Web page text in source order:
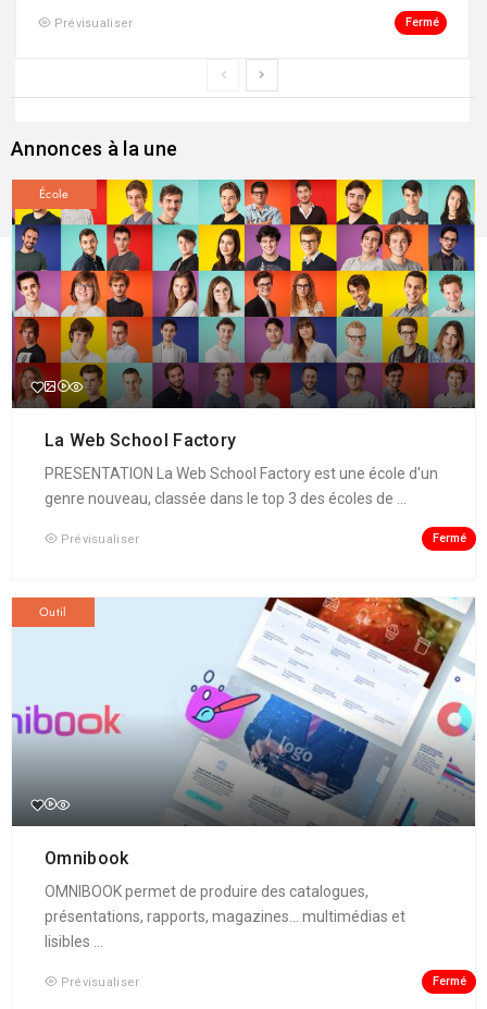
Prévisualiser Fermé
Annonces à la une
École
La Web School Factory
PRESENTATION La Web School Factory est une école d'un
genre nouveau, classée dans le top 3 des écoles de ...
Prévisualiser Fermé
Outil
Omnibook
OMNIBOOK permet de produire des catalogues,
présentations, rapports, magazines... multimédias et
lisibles ...
Prévisualiser Fermé